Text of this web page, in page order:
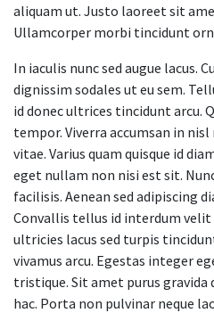
aliquam ut. Justo laoreet sit
Ullamcorper morbi tincidunt
In iaculis nunc sed augue lacus.
dignissim sodales ut eu sem.
id donec ultrices tincidunt arcu.
tempor. Viverra accumsan in
vitae. Varius quam quisque id
eget nullam non nisi est sit.
facilisis. Aenean sed adipiscing
Convallis tellus id interdum velit
ultricies lacus sed turpis
vivamus arcu. Egestas integer
tristique. Sit amet purus gravida
hac. Porta non pulvinar neque